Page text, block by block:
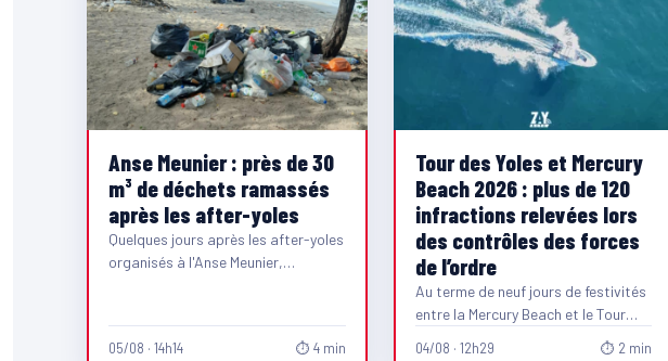
Anse Meunier : près de 30
m³ de déchets ramassés
après les after-yoles
Quelques jours après les after-yoles
organisés à l'Anse Meunier,
05/08 · 14h14 ⏱ 4 min
Tour des Yoles et Mercury
Beach 2026 : plus de 120
infractions relevées lors
des contrôles des forces
de l’ordre
Au terme de neuf jours de festivités
entre la Mercury Beach et le Tour
04/08 · 12h29 ⏱ 2 min